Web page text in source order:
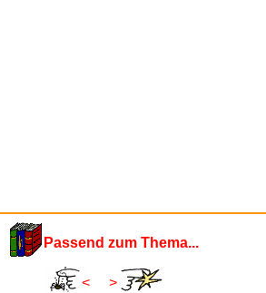
Passend zum Thema...
< >